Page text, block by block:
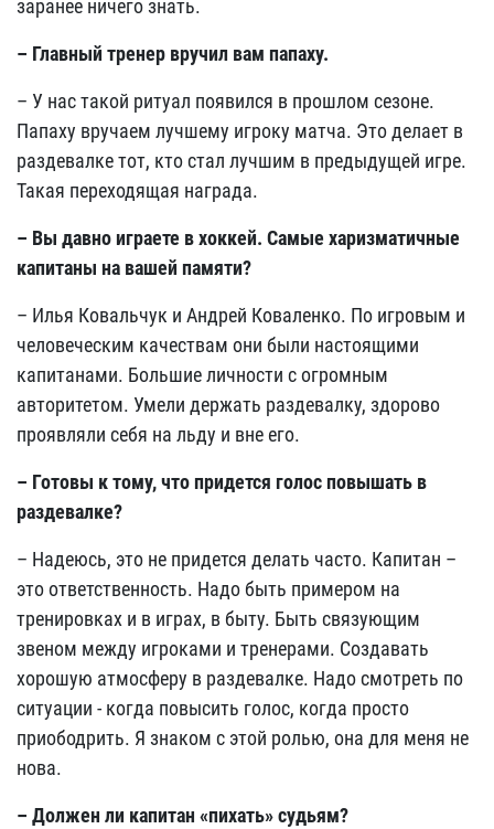
заранее ничего знать.
– Главный тренер вручил вам папаху.
– У нас такой ритуал появился в прошлом сезоне.
Папаху вручаем лучшему игроку матча. Это делает в
раздевалке тот, кто стал лучшим в предыдущей игре.
Такая переходящая награда.
– Вы давно играете в хоккей. Самые харизматичные
капитаны на вашей памяти?
– Илья Ковальчук и Андрей Коваленко. По игровым и
человеческим качествам они были настоящими
капитанами. Большие личности с огромным
авторитетом. Умели держать раздевалку, здорово
проявляли себя на льду и вне его.
– Готовы к тому, что придется голос повышать в
раздевалке?
– Надеюсь, это не придется делать часто. Капитан –
это ответственность. Надо быть примером на
тренировках и в играх, в быту. Быть связующим
звеном между игроками и тренерами. Создавать
хорошую атмосферу в раздевалке. Надо смотреть по
ситуации - когда повысить голос, когда просто
приободрить. Я знаком с этой ролью, она для меня не
нова.
– Должен ли капитан «пихать» судьям?